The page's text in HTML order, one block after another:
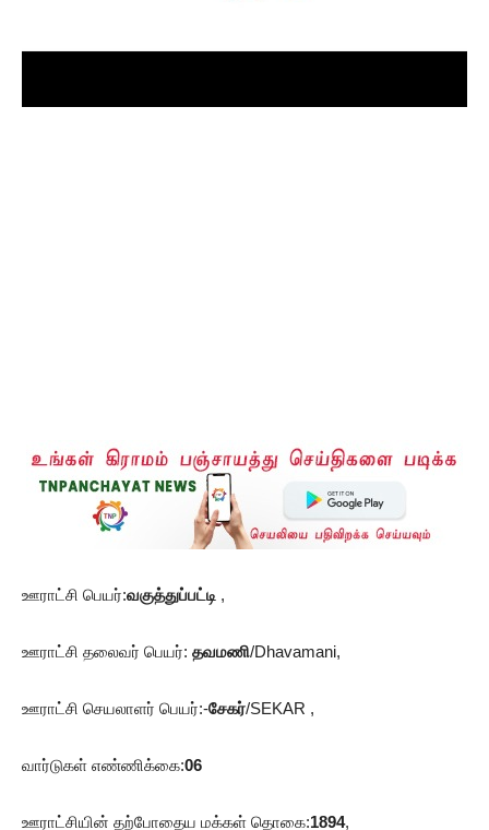
ஊராட்சி பெயர்:வகுத்துப்பட்டி ,
ஊராட்சி தலைவர் பெயர்: தவமணி/Dhavamani,
ஊராட்சி செயலாளர் பெயர்:-சேகர்/SEKAR ,
வார்டுகள் எண்ணிக்கை:06
ஊராட்சியின் தற்போதைய மக்கள் தொகை:1894,